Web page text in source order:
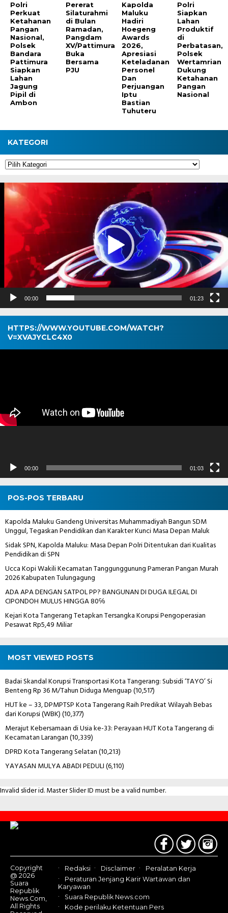
Polri
Perkuat
Ketahanan
Pangan
Nasional,
Polsek
Bandara
Pattimura
Siapkan
Lahan
Jagung
Pipil di
Ambon
Pererat
Silaturahmi
di Bulan
Ramadan,
Pangdam
XV/Pattimura
Buka
Bersama
PJU
Kapolda
Maluku
Hadiri
Hoegeng
Awards
2026,
Apresiasi
Keteladanan
Personel
Dan
Perjuangan
Iptu
Bastian
Tuhuteru
Polri
Siapkan
Lahan
Produktif
di
Perbatasan,
Polsek
Wertamrian
Dukung
Ketahanan
Pangan
Nasional
KATEGORI
Kategori
Pemutar
Video
00:00 01:23
HTTPS://WWW.YOUTUBE.COM/WATCH?
V=XVAJYCLC4X0
Pemutar
00:00 01:03
POS-POS TERBARU
Kapolda Maluku Gandeng Universitas Muhammadiyah Bangun SDM
Unggul, Tegaskan Pendidikan dan Karakter Kunci Masa Depan Maluk
Sidak SPN, Kapolda Maluku: Masa Depan Polri Ditentukan dari Kualitas
Pendidikan di SPN
Ucca Kopi Wakili Kecamatan Tanggunggunung Pameran Pangan Murah
2026 Kabupaten Tulungagung
ADA APA DENGAN SATPOL PP? BANGUNAN DI DUGA ILEGAL DI
CIPONDOH MULUS HINGGA 80℅
Kejari Kota Tangerang Tetapkan Tersangka Korupsi Pengoperasian
Pesawat Rp5,49 Miliar
MOST VIEWED POSTS
Badai Skandal Korupsi Transportasi Kota Tangerang: Subsidi ‘TAYO’ Si
Benteng Rp 36 M/Tahun Diduga Menguap(10,517)
HUT ke – 33, DPMPTSP Kota Tangerang Raih Predikat Wilayah Bebas
dari Korupsi (WBK)(10,377)
Merajut Kebersamaan di Usia ke-33: Perayaan HUT Kota Tangerang di
Kecamatan Larangan(10,339)
DPRD Kota Tangerang Selatan(10,213)
YAYASAN MULYA ABADI PEDULI(6,110)
Invalid slider id. Master Slider ID must be a valid number.
Contact
Us
Copyright
@ 2026
Suara
Republik
News.Com,
All Rights
Redaksi Disclaimer
Peralatan Kerja
Peraturan Jenjang Karir Wartawan dan
Karyawan
Suara Republik News.com
Kode perilaku Ketentuan Pers